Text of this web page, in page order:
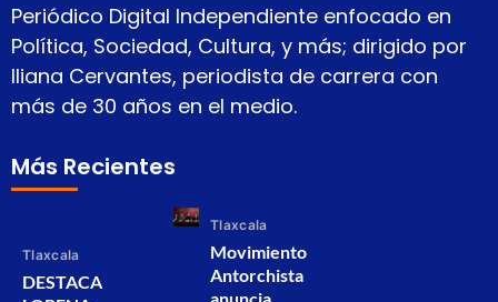
Periódico Digital Independiente enfocado en
Política, Sociedad, Cultura, y más; dirigido por
Iliana Cervantes, periodista de carrera con
más de 30 años en el medio.
Más Recientes
Tlaxcala
DESTACA
Tlaxcala
Movimiento
Antorchista